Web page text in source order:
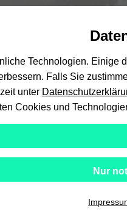
Technologien.
Falls Sie
unter
Cookies und
Nur